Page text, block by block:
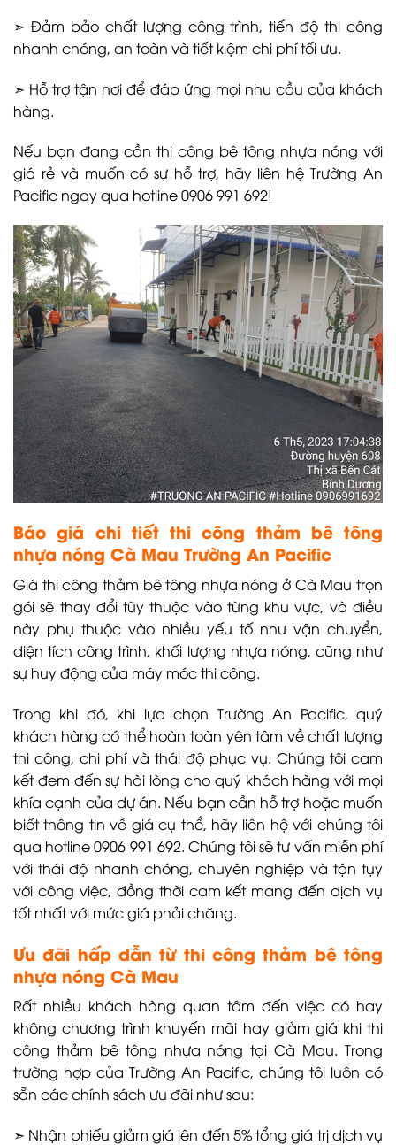
➣ Đảm bảo chất lượng công trình, tiến độ thi công
nhanh chóng, an toàn và tiết kiệm chi phí tối ưu.
➣ Hỗ trợ tận nơi để đáp ứng mọi nhu cầu của khách
hàng.
Nếu bạn đang cần thi công bê tông nhựa nóng với
giá rẻ và muốn có sự hỗ trợ, hãy liên hệ Trường An
Pacific ngay qua hotline 0906 991 692!
Báo giá chi tiết thi công thảm bê tông
nhựa nóng Cà Mau Trường An Pacific
Giá thi công thảm bê tông nhựa nóng ở Cà Mau trọn
gói sẽ thay đổi tùy thuộc vào từng khu vực, và điều
này phụ thuộc vào nhiều yếu tố như vận chuyển,
diện tích công trình, khối lượng nhựa nóng, cũng như
sự huy động của máy móc thi công.
Trong khi đó, khi lựa chọn Trường An Pacific, quý
khách hàng có thể hoàn toàn yên tâm về chất lượng
thi công, chi phí và thái độ phục vụ. Chúng tôi cam
kết đem đến sự hài lòng cho quý khách hàng với mọi
khía cạnh của dự án. Nếu bạn cần hỗ trợ hoặc muốn
biết thông tin về giá cụ thể, hãy liên hệ với chúng tôi
qua hotline 0906 991 692. Chúng tôi sẽ tư vấn miễn phí
với thái độ nhanh chóng, chuyên nghiệp và tận tụy
với công việc, đồng thời cam kết mang đến dịch vụ
tốt nhất với mức giá phải chăng.
Ưu đãi hấp dẫn từ thi công thảm bê tông
nhựa nóng Cà Mau
Rất nhiều khách hàng quan tâm đến việc có hay
không chương trình khuyến mãi hay giảm giá khi thi
công thảm bê tông nhựa nóng tại Cà Mau. Trong
trường hợp của Trường An Pacific, chúng tôi luôn có
sẵn các chính sách ưu đãi như sau:
➣ Nhận phiếu giảm giá lên đến 5% tổng giá trị dịch vụ